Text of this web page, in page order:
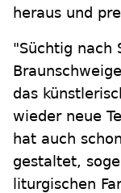
heraus und
"Süchtig nach
das
wieder neue
hat auch
gestaltet,
liturgischen